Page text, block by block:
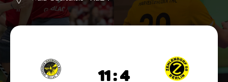
11 : 4